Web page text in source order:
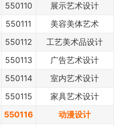
550110
展示艺术设计
550111
美容美体艺术
550112
工艺美术品设计
550113
广告艺术设计
550114
室内艺术设计
550115
家具艺术设计
550116
动漫设计